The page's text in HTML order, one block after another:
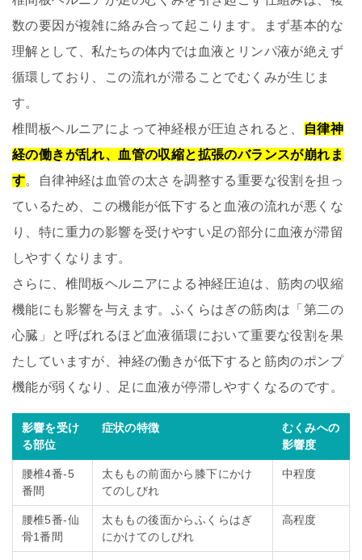
数の要因が複雑に絡み合って起こります。まず基本的な
理解として、私たちの体内では血液とリンパ液が絶えず
循環しており、この流れが滞ることでむくみが生じま
す。
椎間板ヘルニアによって神経根が圧迫されると、
自律神
経の働きが乱れ、血管の収縮と拡張のバランスが崩れま
す。自律神経は血管の太さを調整する重要な役割を担っ
ているため、この機能が低下すると血液の流れが悪くな
り、特に重力の影響を受けやすい足の部分に血液が滞留
しやすくなります。
さらに、椎間板ヘルニアによる神経圧迫は、筋肉の収縮
機能にも影響を与えます。ふくらはぎの筋肉は「第二の
心臓」と呼ばれるほど血液循環において重要な役割を果
たしていますが、神経の働きが低下すると筋肉のポンプ
機能が弱くなり、足に血液が停滞しやすくなるのです。
影響を受け
る部位
症状の特徴
むくみへの
影響度
腰椎4番-5
番間
太ももの前面から膝下にかけ
てのしびれ
中程度
腰椎5番-仙
骨1番間
太ももの後面からふくらはぎ
にかけてのしびれ
高程度